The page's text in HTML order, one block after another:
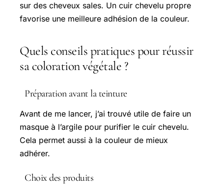
sur des cheveux sales. Un cuir chevelu propre
favorise une meilleure adhésion de la couleur.
Quels conseils pratiques pour réussir
sa coloration végétale ?
Préparation avant la teinture
Avant de me lancer, j’ai trouvé utile de faire un
masque à l’argile pour purifier le cuir chevelu.
Cela permet aussi à la couleur de mieux
adhérer.
Choix des produits